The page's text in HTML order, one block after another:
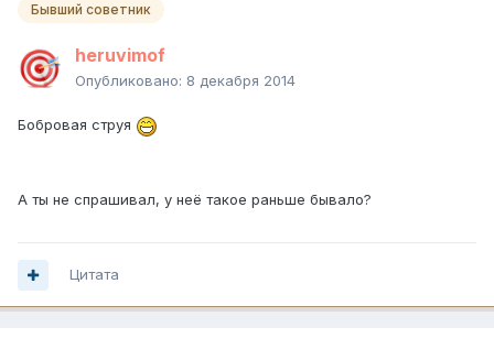
Бывший советник
heruvimof
Опубликовано: 8 декабря 2014
Бобровая струя
А ты не спрашивал, у неё такое раньше бывало?
Цитата